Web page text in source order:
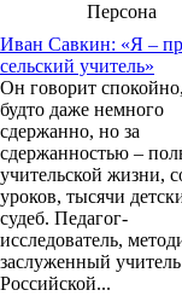
Персона
Иван Савкин: «Я –
сельский учитель»
Он говорит
будто даже немного
сдержанно, но за
сдержанностью –
учительской жизни,
уроков, тысячи
судеб. Педагог-
исследователь,
заслуженный учитель
Российской...